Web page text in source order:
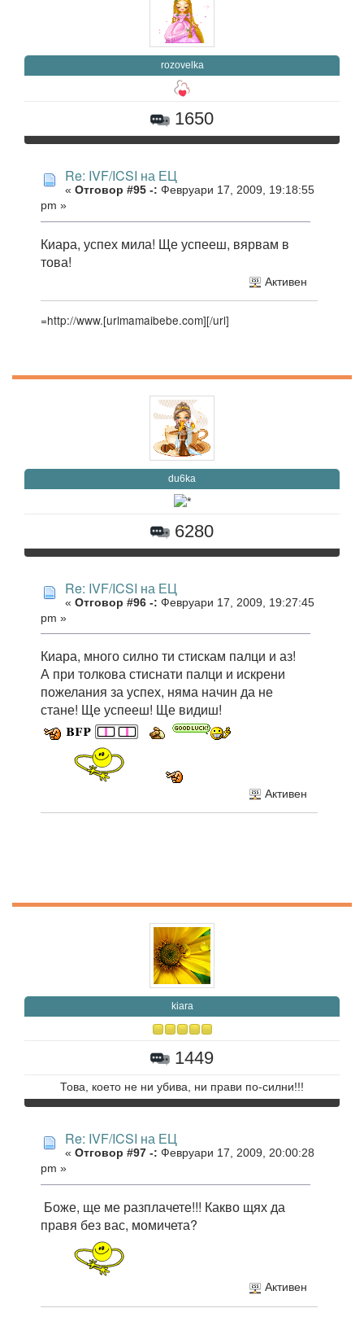
rozovelka
1650
Re: IVF/ICSI на ЕЦ
« Отговор #95 -: Февруари 17, 2009, 19:18:55
pm »
Киара, успех мила! Ще успееш, вярвам в
това!
Активен
=http://www.[urlmamaibebe.com][/url]
du6ka
6280
Re: IVF/ICSI на ЕЦ
« Отговор #96 -: Февруари 17, 2009, 19:27:45
pm »
Киара, много силно ти стискам палци и аз!
А при толкова стиснати палци и искрени
пожелания за успех, няма начин да не
стане! Ще успееш! Ще видиш!
Активен
kiara
1449
Това, което не ни убива, ни прави по-силни!!!
Re: IVF/ICSI на ЕЦ
« Отговор #97 -: Февруари 17, 2009, 20:00:28
pm »
Боже, ще ме разплачете!!! Какво щях да
правя без вас, момичета?
Активен